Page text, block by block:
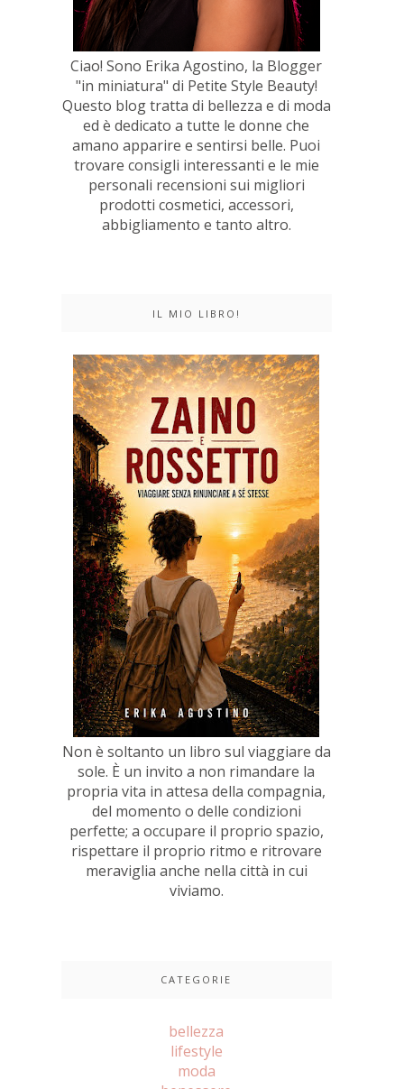
Ciao! Sono Erika Agostino, la Blogger
"in miniatura" di Petite Style Beauty!
Questo blog tratta di bellezza e di moda
ed è dedicato a tutte le donne che
amano apparire e sentirsi belle. Puoi
trovare consigli interessanti e le mie
personali recensioni sui migliori
prodotti cosmetici, accessori,
abbigliamento e tanto altro.
IL MIO LIBRO!
Non è soltanto un libro sul viaggiare da
sole. È un invito a non rimandare la
propria vita in attesa della compagnia,
del momento o delle condizioni
perfette; a occupare il proprio spazio,
rispettare il proprio ritmo e ritrovare
meraviglia anche nella città in cui
viviamo.
CATEGORIE
bellezza
lifestyle
moda